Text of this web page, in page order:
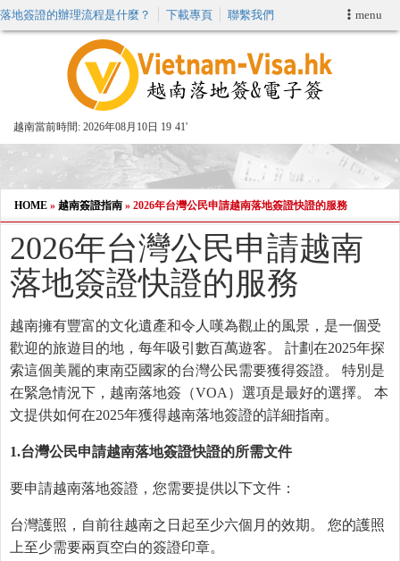
menu
落地簽證的辦理流程是什麼？ 下載專頁 聯繫我們
越南當前時間: 2026年08月10日 19 41'
申請簽證
VIP快速通關服务
加快E-VISA服務
週末緊急電子簽證
查詢簽證狀態
HOME » 越南簽證指南 » 2026年台灣公民申請越南落地簽證快證的服務
2026年台灣公民申請越南
落地簽證快證的服務
越南擁有豐富的文化遺產和令人嘆為觀止的風景，是一個受
歡迎的旅遊目的地，每年吸引數百萬遊客。 計劃在2025年探
索這個美麗的東南亞國家的台灣公民需要獲得簽證。 特別是
在緊急情況下，越南落地簽（VOA）選項是最好的選擇。 本
文提供如何在2025年獲得越南落地簽證的詳細指南。
1.台灣公民申請越南落地簽證快證的所需文件
要申請越南落地簽證，您需要提供以下文件：
台灣護照，自前往越南之日起至少六個月的效期。 您的護照
上至少需要兩頁空白的簽證印章。